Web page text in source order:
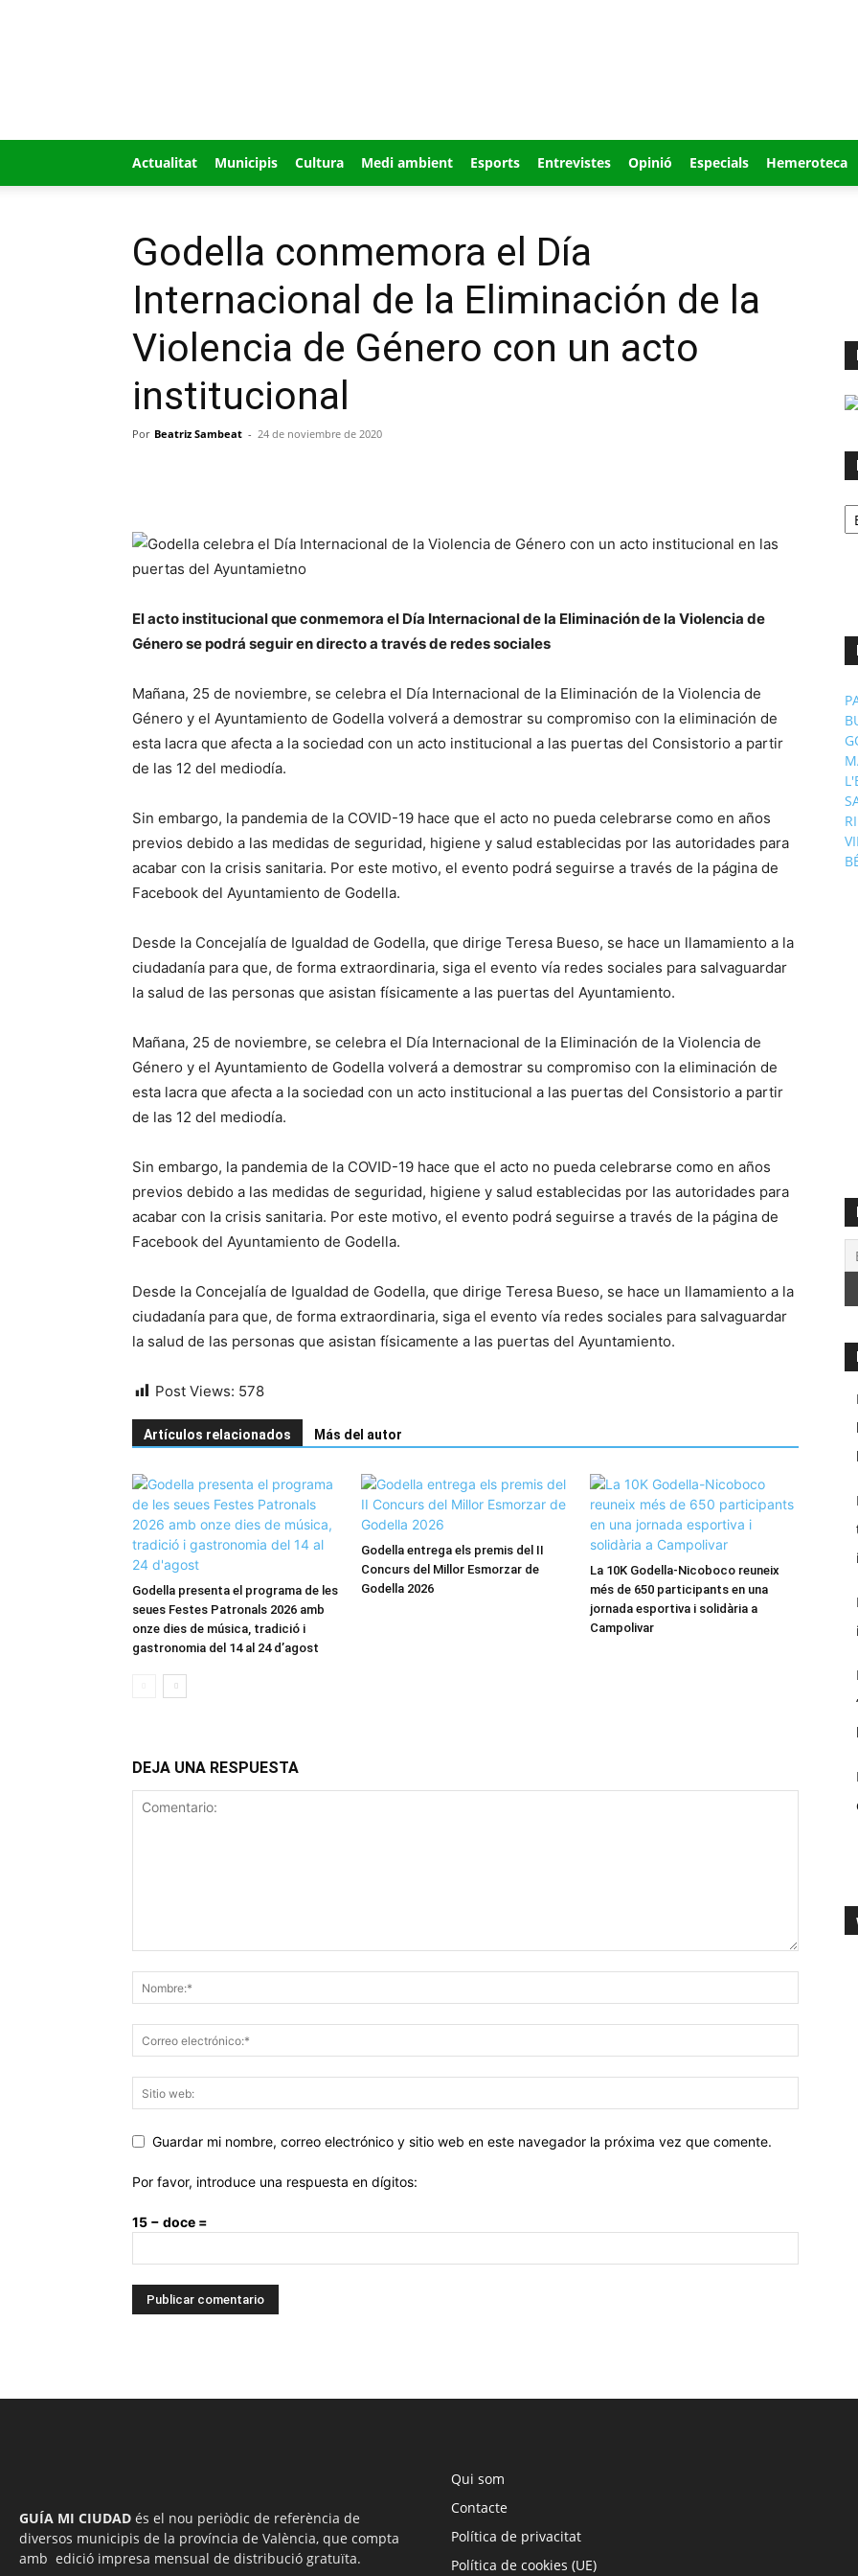
Actualitat Municipis Cultura Medi ambient Esports Entrevistes Opinió Especials Hemeroteca
Godella conmemora el Día
Internacional de la Eliminación de la
Violencia de Género con un acto
institucional
Por Beatriz Sambeat - 24 de noviembre de 2020
El acto institucional que conmemora el Día Internacional de la Eliminación de la Violencia de
Género se podrá seguir en directo a través de redes sociales
Mañana, 25 de noviembre, se celebra el Día Internacional de la Eliminación de la Violencia de
Género y el Ayuntamiento de Godella volverá a demostrar su compromiso con la eliminación de
esta lacra que afecta a la sociedad con un acto institucional a las puertas del Consistorio a partir
de las 12 del mediodía.
Sin embargo, la pandemia de la COVID-19 hace que el acto no pueda celebrarse como en años
previos debido a las medidas de seguridad, higiene y salud establecidas por las autoridades para
acabar con la crisis sanitaria. Por este motivo, el evento podrá seguirse a través de la página de
Facebook del Ayuntamiento de Godella.
Desde la Concejalía de Igualdad de Godella, que dirige Teresa Bueso, se hace un llamamiento a la
ciudadanía para que, de forma extraordinaria, siga el evento vía redes sociales para salvaguardar
la salud de las personas que asistan físicamente a las puertas del Ayuntamiento.
Mañana, 25 de noviembre, se celebra el Día Internacional de la Eliminación de la Violencia de
Género y el Ayuntamiento de Godella volverá a demostrar su compromiso con la eliminación de
esta lacra que afecta a la sociedad con un acto institucional a las puertas del Consistorio a partir
de las 12 del mediodía.
Sin embargo, la pandemia de la COVID-19 hace que el acto no pueda celebrarse como en años
previos debido a las medidas de seguridad, higiene y salud establecidas por las autoridades para
acabar con la crisis sanitaria. Por este motivo, el evento podrá seguirse a través de la página de
Facebook del Ayuntamiento de Godella.
Desde la Concejalía de Igualdad de Godella, que dirige Teresa Bueso, se hace un llamamiento a la
ciudadanía para que, de forma extraordinaria, siga el evento vía redes sociales para salvaguardar
la salud de las personas que asistan físicamente a las puertas del Ayuntamiento.
Post Views: 578
Artículos relacionados Más del autor
Godella presenta el programa de les
seues Festes Patronals 2026 amb
onze dies de música, tradició i
gastronomia del 14 al 24 d’agost
Godella entrega els premis del II
Concurs del Millor Esmorzar de
Godella 2026
La 10K Godella-Nicoboco reuneix
més de 650 participants en una
jornada esportiva i solidària a
Campolivar
DEJA UNA RESPUESTA
Guardar mi nombre, correo electrónico y sitio web en este navegador la próxima vez que comente.
Por favor, introduce una respuesta en dígitos:
15 − doce =
GUÍA MI CIUDAD és el nou periòdic de referència de
diversos municipis de la província de València, que compta
amb edició impresa mensual de distribució gratuïta.
Qui som
Contacte
Política de privacitat
Política de cookies (UE)